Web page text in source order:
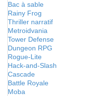
Bac à sable
Rainy Frog
Thriller narratif
Metroidvania
Tower Defense
Dungeon RPG
Rogue-Lite
Hack-and-Slash
Cascade
Battle Royale
Moba